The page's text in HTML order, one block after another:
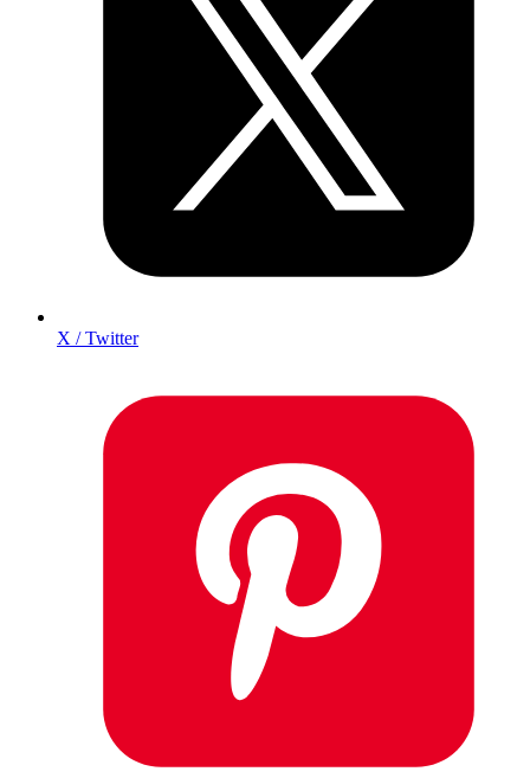
X / Twitter